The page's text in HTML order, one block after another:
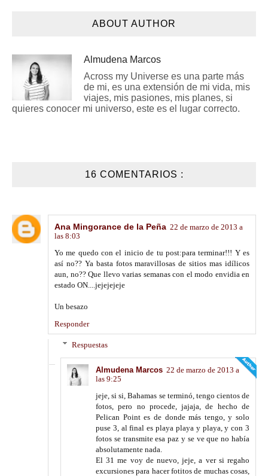
ABOUT AUTHOR
Almudena Marcos
Across my Universe es una parte más
de mi, es una extensión de mi vida, mis
viajes, mis pasiones, mis planes, si
quieres conocer mi universo, este es el lugar correcto.
16 COMENTARIOS :
Ana Mingorance de la Peña 22 de marzo de 2013 a
las 8:03
Yo me quedo con el inicio de tu post:para terminar!!! Y es
así no?? Ya basta fotos maravillosas de sitios mas idílicos
aun, no?? Que llevo varias semanas con el modo envidia en
estado ON....jejejejeje
Un besazo
Responder
Respuestas
Almudena Marcos 22 de marzo de 2013 a
las 9:25
jeje, si si, Bahamas se terminó, tengo cientos de
fotos, pero no procede, jajaja, de hecho de
Pelican Point es de donde más tengo, y solo
puse 3, al final es playa playa y playa, y con 3
fotos se transmite esa paz y se ve que no había
absolutamente nada.
El 31 me voy de nuevo, jeje, a ver si regaho
excursiones para hacer fotitos de muchas cosas,